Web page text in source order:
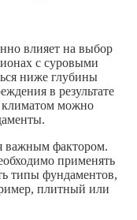
влияет на выбор
с суровыми
ниже глубины
в результате
можно
важным фактором.
применять
типы фундаментов,
плитный или